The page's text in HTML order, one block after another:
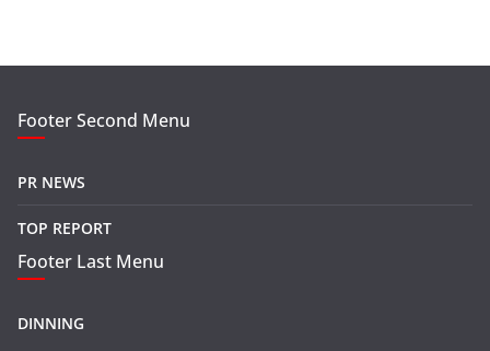
Footer Second Menu
PR NEWS
TOP REPORT
Footer Last Menu
DINNING